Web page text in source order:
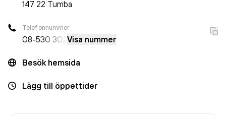
147 22 Tumba
Telefonnummer
08-530 302 Visa nummer
Besök hemsida
Lägg till öppettider